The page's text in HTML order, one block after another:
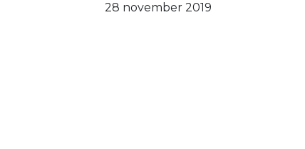
28 november 2019